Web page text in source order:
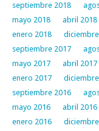
septiembre 2018
mayo 2018
abril 2018
enero 2018
septiembre 2017
mayo 2017
abril 2017
enero 2017
septiembre 2016
mayo 2016
abril 2016
enero 2016